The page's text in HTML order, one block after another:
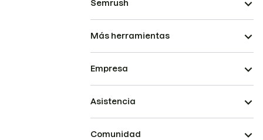
Semrush
Más herramientas
Empresa
Asistencia
Comunidad